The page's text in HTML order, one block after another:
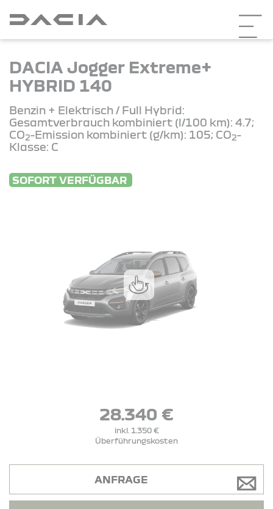
DACIA Jogger Extreme+
HYBRID 140
Benzin + Elektrisch / Full Hybrid:
Gesamtverbrauch kombiniert (l/100 km): 4.7;
CO2-Emission kombiniert (g/km): 105; CO2-
Klasse: C
SOFORT VERFÜGBAR
28.340 €
inkl. 1.350 €
Überführungskosten
ANFRAGE